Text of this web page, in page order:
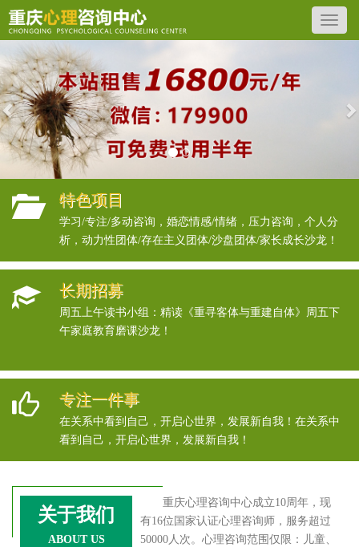
Previous
特色项目
学习/专注/多动咨询，婚恋情感/情绪，压力咨询，个人分
析，动力性团体/存在主义团体/沙盘团体/家长成长沙龙！
长期招募
周五上午读书小组：精读《重寻客体与重建自体》周五下
午家庭教育磨课沙龙！
专注一件事
在关系中看到自己，开启心世界，发展新自我！在关系中
看到自己，开启心世界，发展新自我！
关于我们
ABOUT US
重庆心理咨询中心成立10周年，现
有16位国家认证心理咨询师，服务超过
50000人次。心理咨询范围仅限：儿童、